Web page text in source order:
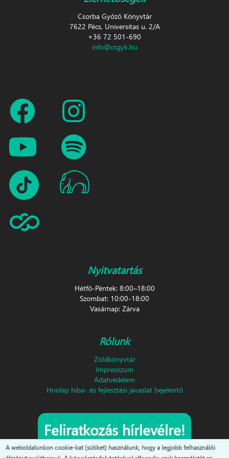
Csorba Győző Könyvtár
7622 Pécs, Universitas u. 2/A
+36 72 501-690
info@csgyk.hu
Nyitvatartás
Hétfő-Péntek: 8:00–18:00
Szombat: 10:00-18:00
Vasárnap: Zárva
Rólunk
Zöldkönyvtár
Impresszum
Adatvédelem
Honlap hiba- és fejlesztési javaslat bejelentő
Feliratkozás hírlevélre!
A weboldalunkon cookie-kat (sütiket) használunk, hogy a legjobb felhasználói